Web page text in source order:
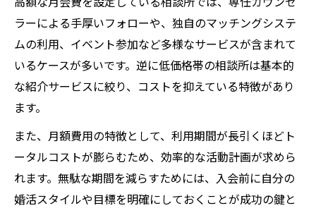
ラーによる手厚いフォローや、独自のマッチングシステ
ムの利用、イベント参加など多様なサービスが含まれて
いるケースが多いです。逆に低価格帯の相談所は基本的
な紹介サービスに絞り、コストを抑えている特徴があり
ます。
また、月額費用の特徴として、利用期間が長引くほどト
ータルコストが膨らむため、効率的な活動計画が求めら
れます。無駄な期間を減らすためには、入会前に自分の
婚活スタイルや目標を明確にしておくことが成功の鍵と